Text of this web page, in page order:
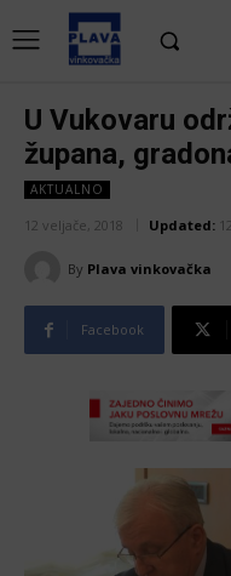
U Vukovaru
župana,
AKTUALNO
12 veljače, 2018 Updated:
By Plava vinkovačka
Facebook